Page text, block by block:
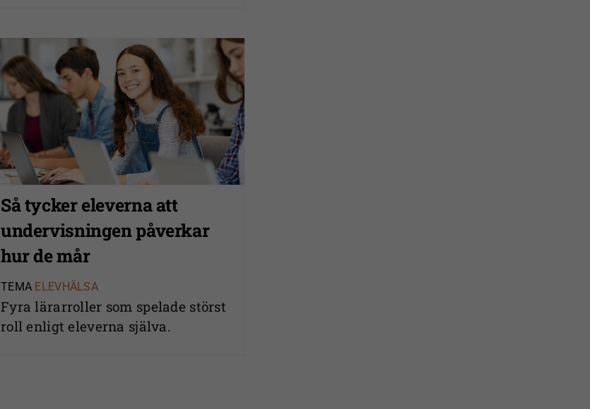
Så tycker eleverna att
undervisningen påverkar
hur de mår
TEMA ELEVHÄLSA
Fyra lärarroller som spelade störst
roll enligt eleverna själva.Nödvändiga